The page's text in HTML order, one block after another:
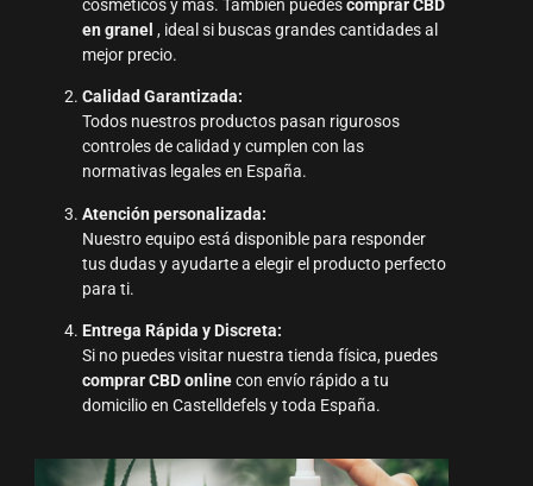
cosméticos y más. También puedescomprar CBD
en granel , ideal si buscas grandes cantidades al
mejor precio.
Calidad Garantizada:
Todos nuestros productos pasan rigurosos
controles de calidad y cumplen con las
normativas legales en España.
Atención personalizada:
Nuestro equipo está disponible para responder
tus dudas y ayudarte a elegir el producto perfecto
para ti.
Entrega Rápida y Discreta:
Si no puedes visitar nuestra tienda física, puedes
comprar CBD onlinecon envío rápido a tu
domicilio en Castelldefels y toda España.